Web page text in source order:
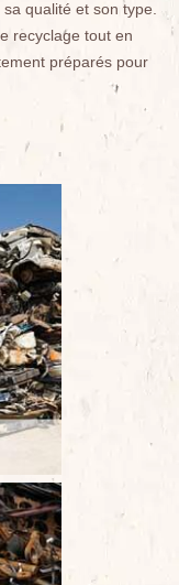
qualité et son type.
recyclage tout en
préparés pour